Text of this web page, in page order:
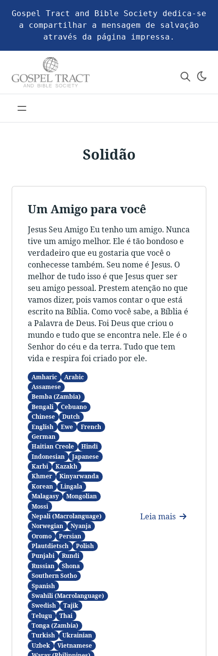
Gospel Tract and Bible Society dedica-se
a compartilhar a mensagem de salvação
através da página impressa.
Solidão
Um Amigo para você
Jesus Seu Amigo Eu tenho um amigo. Nunca
tive um amigo melhor. Ele é tão bondoso e
verdadeiro que eu gostaria que você o
conhecesse também. Seu nome é Jesus. O
melhor de tudo isso é que Jesus quer ser
seu amigo pessoal. Prestem atenção no que
vamos dizer, pois vamos contar o que está
escrito na Bíblia. Como você sabe, a Bíblia é
a Palavra de Deus. Foi Deus que criou o
mundo e tudo que se encontra nele. Ele é o
Senhor do céu e da terra. Tudo que tem
vida e respira foi criado por ele.
Amharic
Arabic
Assamese
Bemba (Zambia)
Bengali
Cebuano
Chinese
Dutch
English
Ewe
French
German
Haitian Creole
Hindi
Indonesian
Japanese
Karbi
Kazakh
Khmer
Kinyarwanda
Korean
Lingala
Malagasy
Mongolian
Mossi
Nepali (Macrolanguage)
Norwegian
Nyanja
Oromo
Persian
Plautdietsch
Polish
Punjabi
Rundi
Russian
Shona
Southern Sotho
Spanish
Swahili (Macrolanguage)
Swedish
Tajik
Telugu
Thai
Tonga (Zambia)
Turkish
Ukrainian
Uzbek
Vietnamese
Leia mais